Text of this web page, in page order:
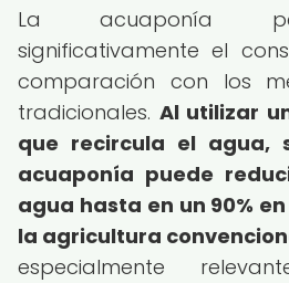
La acuaponía
significativamente el
comparación con los
tradicionales. Al utilizar
que recircula el agua,
acuaponía puede
agua hasta en un 90%
la agricultura
especialmente